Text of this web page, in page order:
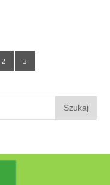
2 3